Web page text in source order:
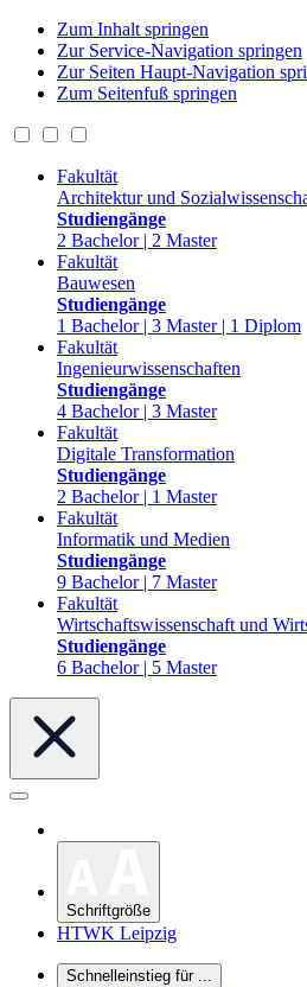
Zum Inhalt springen
Zur Service-Navigation springen
Zur Seiten Haupt-Navigation
Zum Seitenfuß springen
Fakultät
Architektur und
Studiengänge
2 Bachelor | 2 Master
Fakultät
Bauwesen
Studiengänge
1 Bachelor | 3 Master | 1 Diplom
Fakultät
Ingenieurwissenschaften
Studiengänge
4 Bachelor | 3 Master
Fakultät
Digitale Transformation
Studiengänge
2 Bachelor | 1 Master
Fakultät
Informatik und Medien
Studiengänge
9 Bachelor | 7 Master
Fakultät
Wirtschaftswissenschaft und
Studiengänge
6 Bachelor | 5 Master
Schriftgröße
HTWK Leipzig
Schnelleinstieg für ...